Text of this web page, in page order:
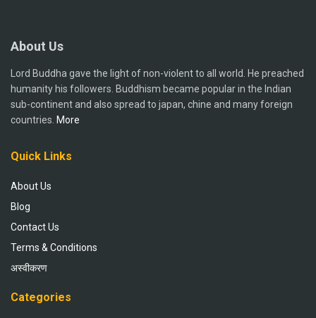
About Us
Lord Buddha gave the light of non-violent to all world. He preached
humanity his followers. Buddhism became popular in the Indian
sub-continent and also spread to japan, chine and many foreign
countries. More
Quick Links
About Us
Blog
Contact Us
Terms & Conditions
अस्वीकरण
Categories